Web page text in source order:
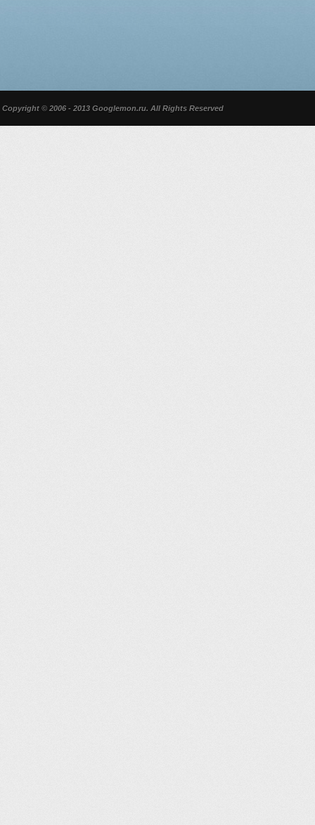
Copyright © 2006 - 2013 Googlemon.ru. All Rights Reserved